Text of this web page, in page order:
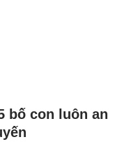
bố con luôn an